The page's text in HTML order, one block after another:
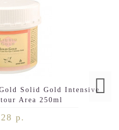
Solid Gold Intensive
Area 250ml
р.